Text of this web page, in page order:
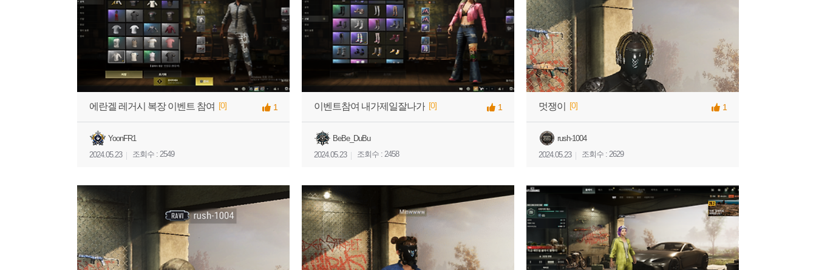
1
[0]
에란겔 레거시 복장 이벤트 참여
YoonFR1
2024.05.23
조회수 : 2549
1
[0]
이벤트참여 내가제일잘나가
BeBe_DuBu
2024.05.23
조회수 : 2458
1
[0]
멋쟁이
rush-1004
2024.05.23
조회수 : 2629